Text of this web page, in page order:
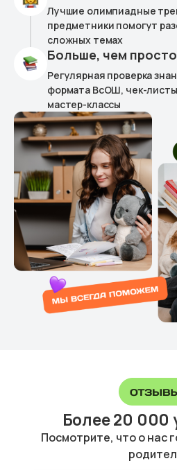
Лучшие олимпиадные
предметники помогут
сложных темах
Больше, чем
Регулярная проверка
формата ВсОШ, чек-
мастер-классы
Более 20 000
Посмотрите, что о нас